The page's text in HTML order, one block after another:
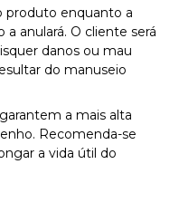
produto enquanto a
a anulará. O cliente será
danos ou mau
do manuseio
a mais alta
Recomenda-se
a vida útil do